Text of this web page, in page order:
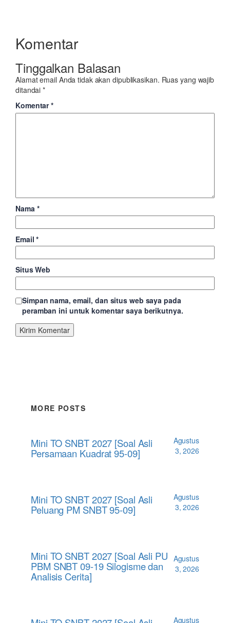
Komentar
Tinggalkan Balasan
Alamat email Anda tidak akan dipublikasikan. Ruas yang wajib
ditandai*
Komentar*
Nama *
Email*
Situs Web
Simpan nama, email, dan situs web saya pada
peramban ini untuk komentar saya berikutnya.
MORE POSTS
Mini TO SNBT 2027 [Soal Asli
Persamaan Kuadrat 95-09]
Agustus
3, 2026
Mini TO SNBT 2027 [Soal Asli
Peluang PM SNBT 95-09]
Agustus
3, 2026
Mini TO SNBT 2027 [Soal Asli PU
PBM SNBT 09-19 Silogisme dan
Analisis Cerita]
Agustus
3, 2026
Agustus